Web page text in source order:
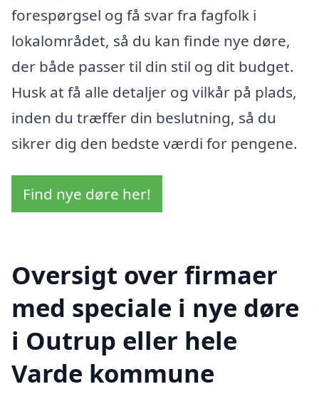
forespørgsel og få svar fra fagfolk i
lokalområdet, så du kan finde nye døre,
der både passer til din stil og dit budget.
Husk at få alle detaljer og vilkår på plads,
inden du træffer din beslutning, så du
sikrer dig den bedste værdi for pengene.
Find nye døre her!
Oversigt over firmaer
med speciale i nye døre
i Outrup eller hele
Varde kommune